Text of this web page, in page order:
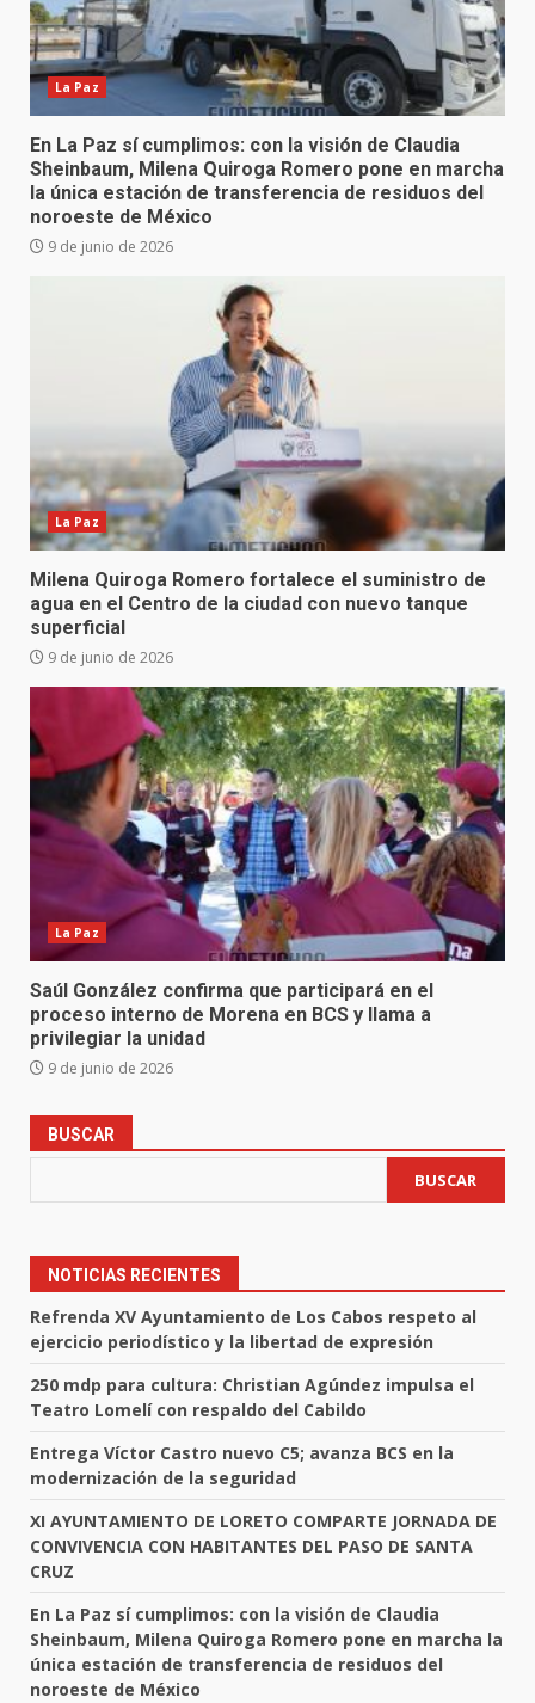
La Paz
En La Paz sí cumplimos: con la visión de Claudia
Sheinbaum, Milena Quiroga Romero pone en marcha
la única estación de transferencia de residuos del
noroeste de México
9 de junio de 2026
La Paz
Milena Quiroga Romero fortalece el suministro de
agua en el Centro de la ciudad con nuevo tanque
superficial
9 de junio de 2026
La Paz
Saúl González confirma que participará en el
proceso interno de Morena en BCS y llama a
privilegiar la unidad
9 de junio de 2026
BUSCAR
BUSCAR
NOTICIAS RECIENTES
Refrenda XV Ayuntamiento de Los Cabos respeto al
ejercicio periodístico y la libertad de expresión
250 mdp para cultura: Christian Agúndez impulsa el
Teatro Lomelí con respaldo del Cabildo
Entrega Víctor Castro nuevo C5; avanza BCS en la
modernización de la seguridad
XI AYUNTAMIENTO DE LORETO COMPARTE JORNADA DE
CONVIVENCIA CON HABITANTES DEL PASO DE SANTA
CRUZ
En La Paz sí cumplimos: con la visión de Claudia
Sheinbaum, Milena Quiroga Romero pone en marcha la
única estación de transferencia de residuos del
noroeste de México